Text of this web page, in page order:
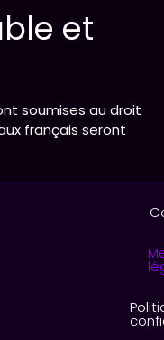
et
soumises au droit
français seront